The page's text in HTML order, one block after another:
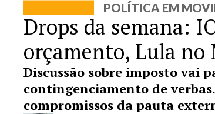
POLÍTICA EM
Drops da semana:
orçamento, Lula no
Discussão sobre imposto vai
contingenciamento de
compromissos da pauta